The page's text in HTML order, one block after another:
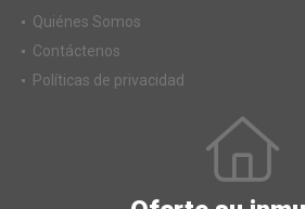
Quiénes Somos
Contáctenos
Políticas de privacidad